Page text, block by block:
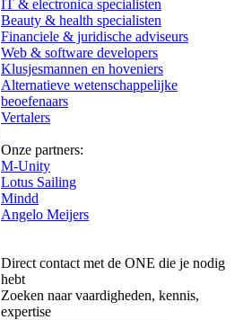
IT & electronica specialisten
Beauty & health specialisten
Financiele & juridische adviseurs
Web & software developers
Klusjesmannen en hoveniers
Alternatieve wetenschappelijke
beoefenaars
Vertalers
Onze partners:
M-Unity
Lotus Sailing
Mindd
Angelo Meijers
Direct contact met de ONE die je nodig
hebt
Zoeken naarvaardigheden, kennis,
expertise